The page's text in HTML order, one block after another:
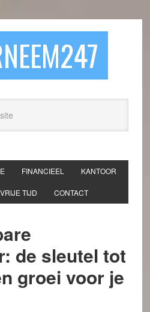
FINANCIEEL KANTOOR
VRIJE TIJD CONTACT
de sleutel tot
groei voor je